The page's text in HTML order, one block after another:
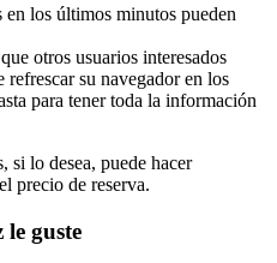
en los últimos minutos pueden
otros usuarios interesados
refrescar su navegador en los
para tener toda la información
si lo desea, puede hacer
precio de reserva.
le guste